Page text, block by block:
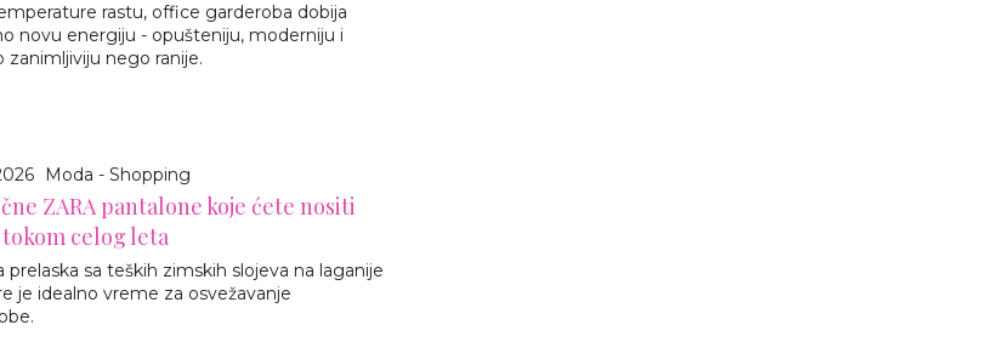
rastu, office garderoba dobija
novu energiju - opušteniju, moderniju i
zanimljiviju nego ranije.
Moda - Shopping
ZARA pantalone koje ćete nositi
tokom celog leta
prelaska sa teških zimskih slojeva na laganije
je idealno vreme za osvežavanje